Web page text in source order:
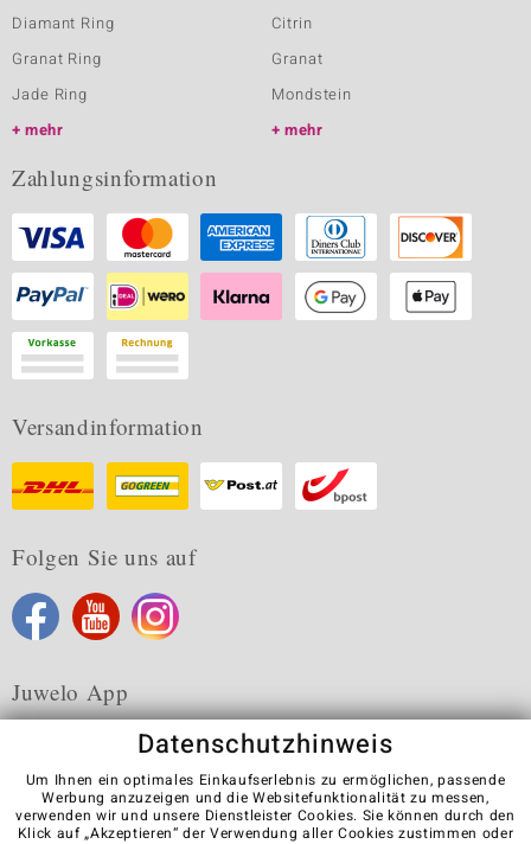
Diamant Ring
Granat Ring
Jade Ring
mehr
Citrin
Granat
Mondstein
mehr
Zahlungsinformation
Versandinformation
Folgen Sie uns auf
Juwelo App
Karriere AGB Datenschutz Cookies
Impressum
Datenschutzhinweis
Um Ihnen ein optimales Einkaufserlebnis zu ermöglichen, passende
Werbung anzuzeigen und die Websitefunktionalität zu messen,
verwenden wir und unsere Dienstleister Cookies. Sie können durch den
Klick auf „Akzeptieren“ der Verwendung aller Cookies zustimmen oder